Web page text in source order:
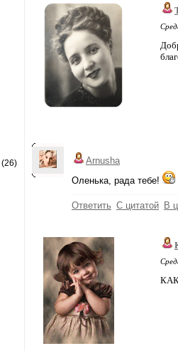
(26)
Arnusha
Оленька, рада тебе!
Ответить С цитатой В